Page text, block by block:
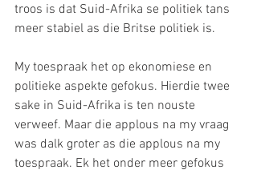
troos is dat Suid-Afrika se politiek tans
meer stabiel as die Britse politiek is.
My toespraak het op ekonomiese en
politieke aspekte gefokus. Hierdie twee
sake in Suid-Afrika is ten nouste
verweef. Maar die applous na my vraag
was dalk groter as die applous na my
toespraak. Ek het onder meer gefokus